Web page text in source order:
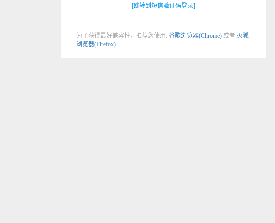
[跳转到短信验证码登录]
为了获得最好兼容性，推荐您使用: 谷歌浏览器(Chrome) 或者 火狐
浏览器(Firefox)